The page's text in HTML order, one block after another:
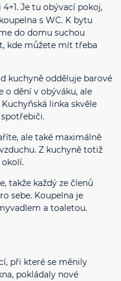
4+1. Je tu obývací pokoj,
s WC. K bytu
do domu suchou
kde můžete mít třeba
kuchyně odděluje barové
o dění v obýváku, ale
linka skvěle
ale také maximálně
Z kuchyně totiž
takže každý ze členů
sebe. Koupelna je
a toaletou.
při které se měnily
pokládaly nové